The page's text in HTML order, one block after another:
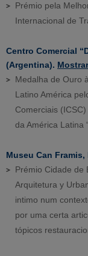
Prémio pela
Internacional de
Centro Comercial
(Argentina).
Medalha de Ouro
Latino América
Comerciais
da América Latina
Museu Can Framis,
Prémio Cidade de
Arquitetura y
intimo num
por uma certa
tópicos